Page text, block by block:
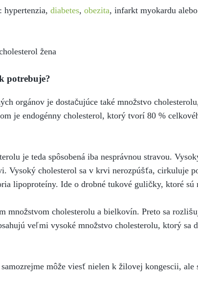
diabetes, obezita, infarkt myokardu
potrebuje?
orgánov je dostačujúce také množstvo
je endogénny cholesterol, ktorý tvorí 80 %
je teda spôsobená iba nesprávnou stravou.
Vysoký cholesterol sa v krvi nerozpúšťa, cirkuluje
lipoproteíny. Ide o drobné tukové guličky, ktoré
množstvom cholesterolu a bielkovín. Preto sa
veľmi vysoké množstvo cholesterolu, ktorý sa
môže viesť nielen k žilovej kongescii, ale